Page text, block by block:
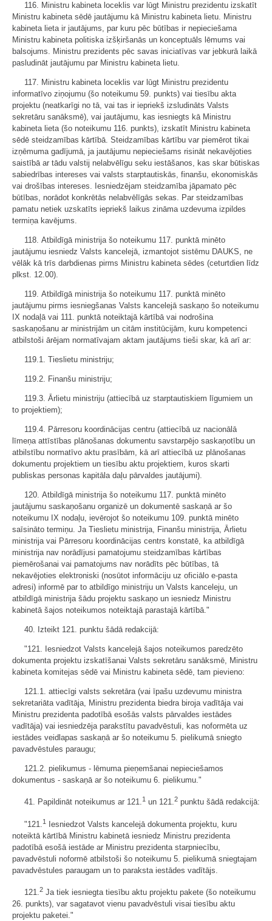
116. Ministru kabineta loceklis var lūgt Ministru prezidentu izskatīt
Ministru kabineta sēdē jautājumu kā Ministru kabineta lietu. Ministru
kabineta lieta ir jautājums, par kuru pēc būtības ir nepieciešama
Ministru kabineta politiska izšķiršanās un konceptuāls lēmums vai
balsojums. Ministru prezidents pēc savas iniciatīvas var jebkurā laikā
pasludināt jautājumu par Ministru kabineta lietu.
117. Ministru kabineta loceklis var lūgt Ministru prezidentu
informatīvo ziņojumu (šo noteikumu 59. punkts) vai tiesību akta
projektu (neatkarīgi no tā, vai tas ir iepriekš izsludināts Valsts
sekretāru sanāksmē), vai jautājumu, kas iesniegts kā Ministru
kabineta lieta (šo noteikumu 116. punkts), izskatīt Ministru kabineta
sēdē steidzamības kārtībā. Steidzamības kārtību var piemērot tikai
izņēmuma gadījumā, ja jautājumu nepieciešams risināt nekavējoties
saistībā ar tādu valstij nelabvēlīgu seku iestāšanos, kas skar būtiskas
sabiedrības intereses vai valsts starptautiskās, finanšu, ekonomiskās
vai drošības intereses. Iesniedzējam steidzamība jāpamato pēc
būtības, norādot konkrētās nelabvēlīgās sekas. Par steidzamības
pamatu netiek uzskatīts iepriekš laikus zināma uzdevuma izpildes
termiņa kavējums.
118. Atbildīgā ministrija šo noteikumu 117. punktā minēto
jautājumu iesniedz Valsts kancelejā, izmantojot sistēmu DAUKS, ne
vēlāk kā trīs darbdienas pirms Ministru kabineta sēdes (ceturtdien līdz
plkst. 12.00).
119. Atbildīgā ministrija šo noteikumu 117. punktā minēto
jautājumu pirms iesniegšanas Valsts kancelejā saskaņo šo noteikumu
IX nodaļā vai 111. punktā noteiktajā kārtībā vai nodrošina
saskaņošanu ar ministrijām un citām institūcijām, kuru kompetenci
atbilstoši ārējam normatīvajam aktam jautājums tieši skar, kā arī ar:
119.1. Tieslietu ministriju;
119.2. Finanšu ministriju;
119.3. Ārlietu ministriju (attiecībā uz starptautiskiem līgumiem un
to projektiem);
119.4. Pārresoru koordinācijas centru (attiecībā uz nacionālā
līmeņa attīstības plānošanas dokumentu savstarpējo saskaņotību un
atbilstību normatīvo aktu prasībām, kā arī attiecībā uz plānošanas
dokumentu projektiem un tiesību aktu projektiem, kuros skarti
publiskas personas kapitāla daļu pārvaldes jautājumi).
120. Atbildīgā ministrija šo noteikumu 117. punktā minēto
jautājumu saskaņošanu organizē un dokumentē saskaņā ar šo
noteikumu IX nodaļu, ievērojot šo noteikumu 109. punktā minēto
saīsināto termiņu. Ja Tieslietu ministrija, Finanšu ministrija, Ārlietu
ministrija vai Pārresoru koordinācijas centrs konstatē, ka atbildīgā
ministrija nav norādījusi pamatojumu steidzamības kārtības
piemērošanai vai pamatojums nav norādīts pēc būtības, tā
nekavējoties elektroniski (nosūtot informāciju uz oficiālo e-pasta
adresi) informē par to atbildīgo ministriju un Valsts kanceleju, un
atbildīgā ministrija šādu projektu saskaņo un iesniedz Ministru
kabinetā šajos noteikumos noteiktajā parastajā kārtībā."
40. Izteikt 121. punktu šādā redakcijā:
"121. Iesniedzot Valsts kancelejā šajos noteikumos paredzēto
dokumenta projektu izskatīšanai Valsts sekretāru sanāksmē, Ministru
kabineta komitejas sēdē vai Ministru kabineta sēdē, tam pievieno:
121.1. attiecīgi valsts sekretāra (vai īpašu uzdevumu ministra
sekretariāta vadītāja, Ministru prezidenta biedra biroja vadītāja vai
Ministru prezidenta padotībā esošās valsts pārvaldes iestādes
vadītāja) vai iesniedzēja parakstītu pavadvēstuli, kas noformēta uz
iestādes veidlapas saskaņā ar šo noteikumu 5. pielikumā sniegto
pavadvēstules paraugu;
121.2. pielikumus - lēmuma pieņemšanai nepieciešamos
dokumentus - saskaņā ar šo noteikumu 6. pielikumu."
41. Papildināt noteikumus ar 121.1 un 121.2 punktu šādā redakcijā:
"121. 1
Iesniedzot Valsts kancelejā dokumenta projektu, kuru
noteiktā kārtībā Ministru kabinetā iesniedz Ministru prezidenta
padotībā esošā iestāde ar Ministru prezidenta starpniecību,
pavadvēstuli noformē atbilstoši šo noteikumu 5. pielikumā sniegtajam
pavadvēstules paraugam un to paraksta iestādes vadītājs.
121.2 Ja tiek iesniegta tiesību aktu projektu pakete (šo noteikumu
26. punkts), var sagatavot vienu pavadvēstuli visai tiesību aktu
projektu paketei."